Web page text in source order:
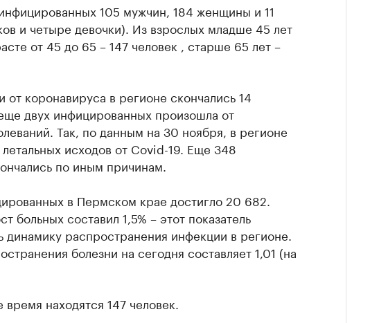
105 мужчин, 184 женщины и 11
и четыре девочки). Из взрослых младше 45 лет
от 45 до 65 – 147 человек , старше 65 лет –
коронавируса в регионе скончались 14
двух инфицированных произошла от
Так, по данным на 30 ноября, в регионе
исходов от Covid-19. Еще 348
по иным причинам.
в Пермском крае достигло 20 682.
больных составил 1,5% – этот показатель
динамику распространения инфекции в регионе.
болезни на сегодня составляет 1,01 (на
находятся 147 человек.